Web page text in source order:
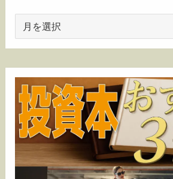
カ
イ
ブ